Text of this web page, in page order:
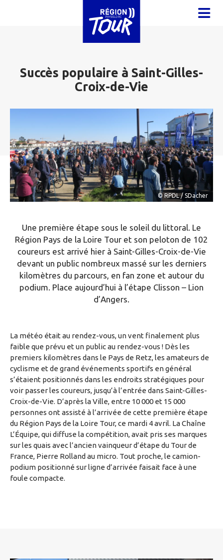
Succès populaire à Saint-Gilles-
Croix-de-Vie
© RPDL / SDacher
Une première étape sous le soleil du littoral. Le
Région Pays de la Loire Tour et son peloton de 102
coureurs est arrivé hier à Saint-Gilles-Croix-de-Vie
devant un public nombreux massé sur les derniers
kilomètres du parcours, en fan zone et autour du
podium. Place aujourd’hui à l’étape Clisson – Lion
d’Angers.
La météo était au rendez-vous, un vent finalement plus
faible que prévu et un public au rendez-vous ! Dès les
premiers kilomètres dans le Pays de Retz, les amateurs de
cyclisme et de grand événements sportifs en général
s’étaient positionnés dans les endroits stratégiques pour
voir passer les coureurs, jusqu’à l’entrée dans Saint-Gilles-
Croix-de-Vie. D’après la Ville, entre 10 000 et 15 000
personnes ont assisté à l’arrivée de cette première étape
du Région Pays de la Loire Tour, ce mardi 4 avril. La Chaîne
L’Équipe, qui diffuse la compétition, avait pris ses marques
sur les quais avec l’ancien vainqueur d’étape du Tour de
France, Pierre Rolland au micro. Tout proche, le camion-
podium positionné sur ligne d’arrivée faisait face à une
foule compacte.